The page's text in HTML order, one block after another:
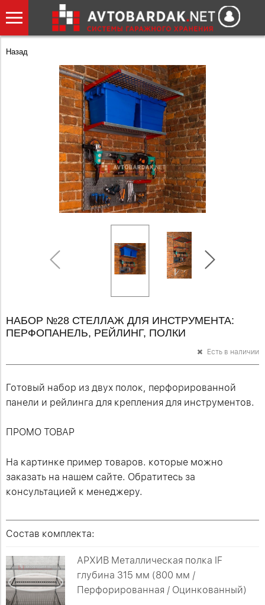
Назад
НАБОР №28 СТЕЛЛАЖ ДЛЯ ИНСТРУМЕНТА:
ПЕРФОПАНЕЛЬ, РЕЙЛИНГ, ПОЛКИ
Есть в наличии
Готовый набор из двух полок, перфорированной
панели и рейлинга для крепления для инструментов.
ПРОМО ТОВАР
На картинке пример товаров. которые можно
заказать на нашем сайте. Обратитесь за
консультацией к менеджеру.
Состав комплекта:
АРХИВ Металлическая полка IF
глубина 315 мм (800 мм /
Перфорированная / Оцинкованный)